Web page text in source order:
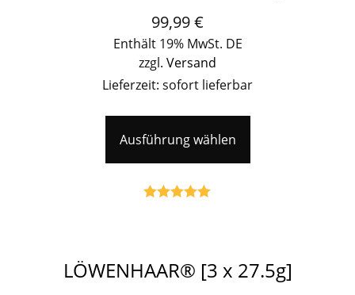
99,99€
Enthält 19% MwSt. DE
zzgl. Versand
Lieferzeit: sofort lieferbar
Ausführung wählen
LÖWENHAAR® [3 x 27.5g]